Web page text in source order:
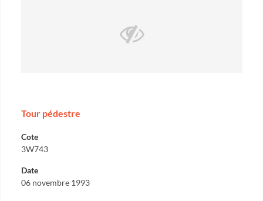
Tour pédestre
Cote
3W743
Date
06 novembre 1993